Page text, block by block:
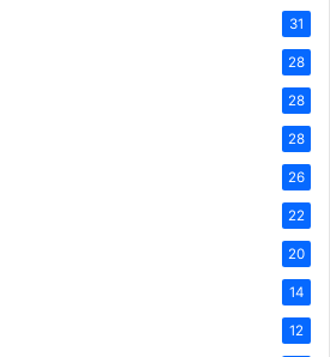
31
28
28
28
26
22
20
14
12